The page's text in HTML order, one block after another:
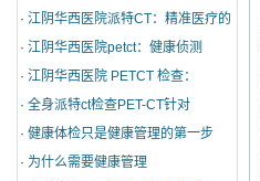
· 江阴华西医院派特CT：精准医疗的
· 江阴华西医院petct：健康侦测
· 江阴华西医院 PETCT 检查：
· 全身派特ct检查PET-CT针对
· 健康体检只是健康管理的第一步
· 为什么需要健康管理